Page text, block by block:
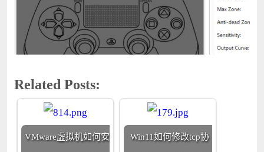
Related Posts:
VMware虚拟机如何安 Win11如何修改tcp协